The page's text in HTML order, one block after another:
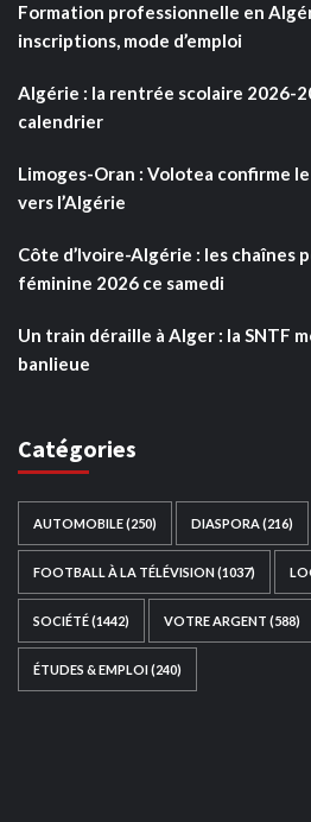
Formation professionnelle en
inscriptions, mode d’emploi
Algérie : la rentrée scolaire 2026-
calendrier
Limoges-Oran : Volotea confirme
vers l’Algérie
Côte d’Ivoire-Algérie : les chaînes
féminine 2026 ce samedi
Un train déraille à Alger : la SNTF
banlieue
Catégories
AUTOMOBILE(250) DIASPORA(216)
FOOTBALL À LA TÉLÉVISION(1037)
SOCIÉTÉ(1442) VOTRE ARGENT (588)
ÉTUDES & EMPLOI(240)